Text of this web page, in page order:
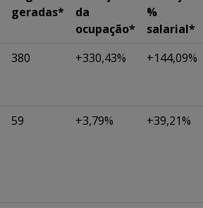
geradas*
da
ocupação*
%
salarial*
380 +330,43% +144,09%
59 +3,79% +39,21%